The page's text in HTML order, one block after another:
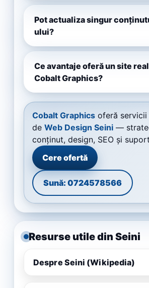
Pot actualiza singur
ului?
Ce avantaje oferă un site
Cobalt Graphics?
Cobalt Graphics oferă
de Web Design Seini —
conținut, design, SEO și
Cere ofertă
Sună: 0724578566
Resurse utile din Seini
Despre Seini (Wikipedia)